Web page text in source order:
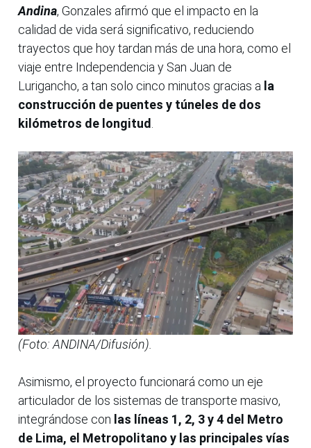
Andina, Gonzales afirmó que el impacto en la
calidad de vida será significativo, reduciendo
trayectos que hoy tardan más de una hora, como el
viaje entre Independencia y San Juan de
Lurigancho, a tan solo cinco minutos gracias a la
construcción de puentes y túneles de dos
kilómetros de longitud
(Foto: ANDINA/Difusión).
Asimismo, el proyecto funcionará como un eje
articulador de los sistemas de transporte masivo,
integrándose con las líneas 1, 2, 3 y 4 del Metro
de Lima, el Metropolitano y las principales vías